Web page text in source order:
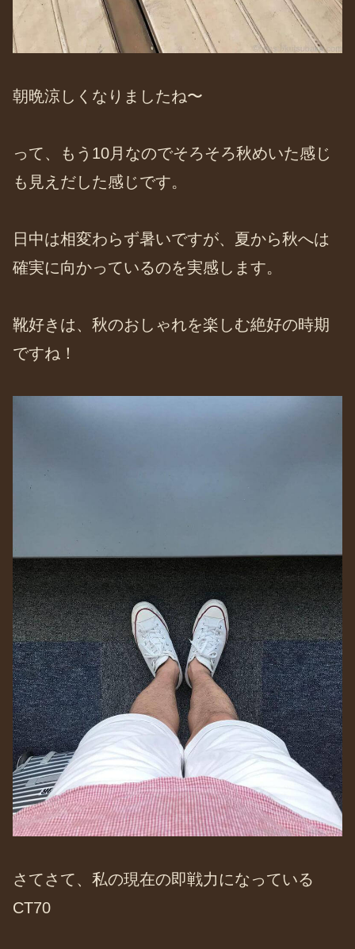
朝晩涼しくなりましたね〜
って、もう10月なのでそろそろ秋めいた感じ
も見えだした感じです。
日中は相変わらず暑いですが、夏から秋へは
確実に向かっているのを実感します。
靴好きは、秋のおしゃれを楽しむ絶好の時期
ですね！
さてさて、私の現在の即戦力になっている
CT70